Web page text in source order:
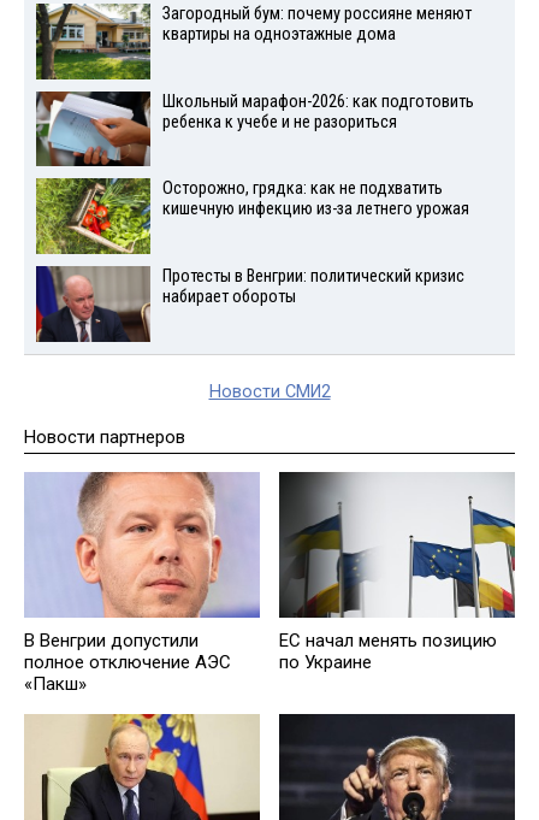
Загородный бум: почему россияне меняют
квартиры на одноэтажные дома
Школьный марафон-2026: как подготовить
ребенка к учебе и не разориться
Осторожно, грядка: как не подхватить
кишечную инфекцию из-за летнего урожая
Протесты в Венгрии: политический кризис
набирает обороты
Новости СМИ2
Новости партнеров
В Венгрии допустили
полное отключение АЭС
«Пакш»
ЕС начал менять позицию
по Украине